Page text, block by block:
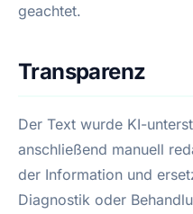
geachtet.
Transparenz
Der Text wurde KI-
anschließend manuell
der Information und
Diagnostik oder